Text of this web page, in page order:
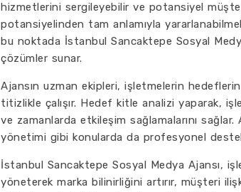
hizmetlerini sergileyebilir ve potansiyel
potansiyelinden tam anlamıyla
bu noktada İstanbul Sancaktepe Sosyal
çözümler sunar.
Ajansın uzman ekipleri, işletmelerin
titizlikle çalışır. Hedef kitle analizi yaparak,
ve zamanlarda etkileşim sağlamalarını
yönetimi gibi konularda da profesyonel
İstanbul Sancaktepe Sosyal Medya Ajansı,
yöneterek marka bilinirliğini artırır, müşteri